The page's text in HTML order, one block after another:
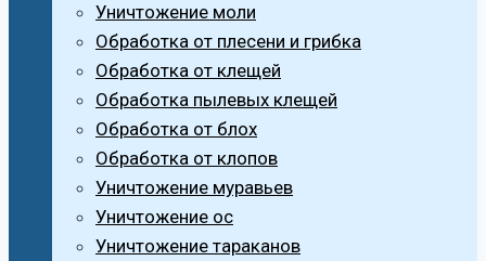
Уничтожение моли
Обработка от плесени и грибка
Обработка от клещей
Обработка пылевых клещей
Обработка от блох
Обработка от клопов
Уничтожение муравьев
Уничтожение ос
Уничтожение тараканов